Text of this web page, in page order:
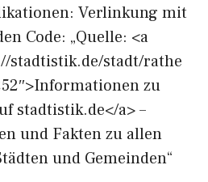
Verlinkung mit
Code: „Quelle: <a
stadtistik.de/stadt/rathe
zu
stadtistik.de</a> –
und Fakten zu allen
und Gemeinden“